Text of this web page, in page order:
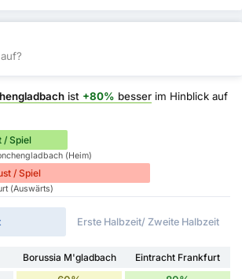
ist +80% besser im Hinblick auf
/ Spiel
(Heim)
/ Spiel
(Auswärts)
Erste Halbzeit/ Zweite Halbzeit
Borussia M'gladbach
Eintracht Frankfurt